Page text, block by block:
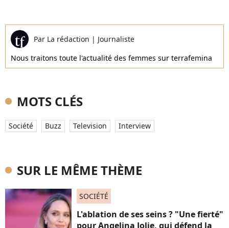
Par La rédaction | Journaliste
Nous traitons toute l'actualité des femmes sur terrafemina
MOTS CLÉS
Société Buzz Television Interview
SUR LE MÊME THÈME
SOCIÉTÉ
L'ablation de ses seins ? "Une fierté"
pour Angelina Jolie, qui défend la